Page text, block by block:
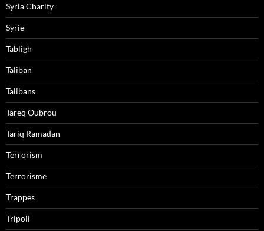
Syria Charity
Syrie
Tabligh
Taliban
Talibans
Tareq Oubrou
Tariq Ramadan
Terrorism
Terrorisme
Trappes
Tripoli